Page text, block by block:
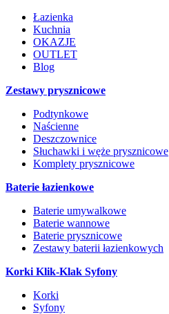
Łazienka
Kuchnia
OKAZJE
OUTLET
Blog
Zestawy prysznicowe
Podtynkowe
Naścienne
Deszczownice
Słuchawki i węże prysznicowe
Komplety prysznicowe
Baterie łazienkowe
Baterie umywalkowe
Baterie wannowe
Baterie prysznicowe
Zestawy baterii łazienkowych
Korki Klik-Klak Syfony
Korki
Syfony